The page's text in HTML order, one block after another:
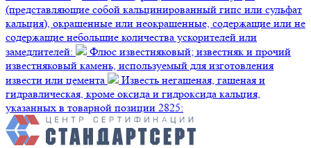
(представляющие собой кальцинированный гипс или сульфат
кальция), окрашенные или неокрашенные, содержащие или не
содержащие небольшие количества ускорителей или
замедлителей:
Флюс известняковый; известняк и прочий
известняковый камень, используемый для изготовления
извести или цемента
Известь негашеная, гашеная и
гидравлическая, кроме оксида и гидроксида кальция,
указанных в товарной позиции 2825: